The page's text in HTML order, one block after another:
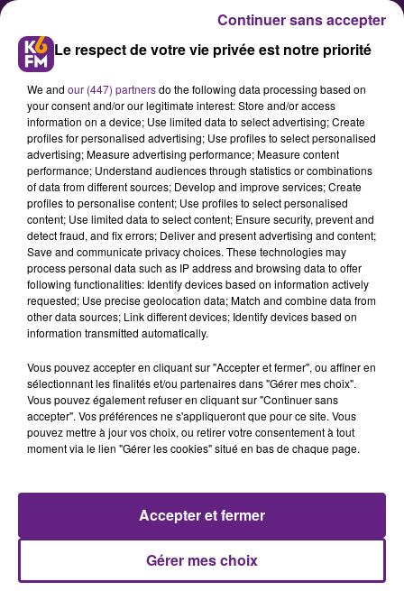
Sébastien Mirek : « notre
méthode, c'est l'écoute puis la
co-construction »
Dans ses vœux adressés ce jeudi
dans un communiqué, le référent
du parti « La République En Marche
la grande consultation et le grand
débat national annoncé par
Emmanuel Macron et qui aura lieu
cette année.
Publié : 3 janvier 2019 à 16h10 par la rédaction
Le respect de votre vie privée est notre priorité
We and our (447) partnersdo the following data processing based on
your consent and/or our legitimate interest: Store and/or access
information on a device; Use limited data to select advertising; Create
profiles for personalised advertising; Use profiles to select personalised
advertising; Measure advertising performance; Measure content
performance; Understand audiences through statistics or combinations
of data from different sources; Develop and improve services; Create
profiles to personalise content; Use profiles to select personalised
content; Use limited data to select content; Ensure security, prevent and
detect fraud, and fix errors; Deliver and present advertising and content;
Save and communicate privacy choices. These technologies may
process personal data such as IP address and browsing data to offer
following functionalities: Identify devices based on information actively
requested; Use precise geolocation data; Match and combine data from
other data sources; Link different devices; Identify devices based on
information transmitted automatically.
Vous pouvez accepter en cliquant sur "Accepter et fermer", ou affiner en
sélectionnant les finalités et/ou partenaires dans "Gérer mes choix".
Vous pouvez également refuser en cliquant sur "Continuer sans
accepter". Vos préférences ne s'appliqueront que pour ce site. Vous
pouvez mettre à jour vos choix, ou retirer votre consentement à tout
moment via le lien "Gérer les cookies" situé en bas de chaque page.
Gérer mes choix
Accepter et fermer
Continuer sans accepter